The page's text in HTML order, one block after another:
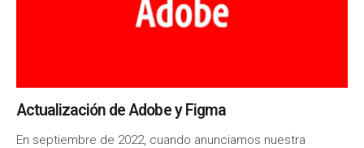
Actualización de Adobe y Figma
En septiembre de 2022, cuando anunciamos nuestra